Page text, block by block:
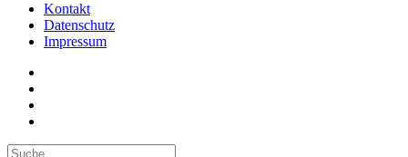
Kontakt
Datenschutz
Impressum